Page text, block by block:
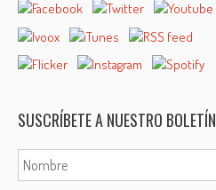
SUSCRÍBETE A NUESTRO BOLETÍN